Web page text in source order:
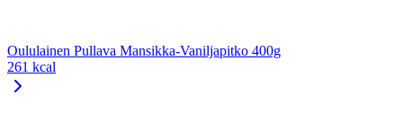
Oululainen Pullava Mansikka-Vaniljapitko 400g
261 kcal